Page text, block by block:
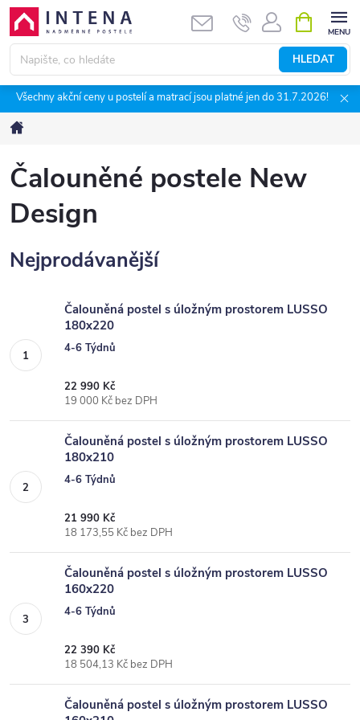
Přejít
obsah
HLEDAT
NÁKUPNÍ
KOŠÍK
Všechny akční ceny u postelí a matrací jsou platné jen do 31.7.2026!
Čalouněné postele New
Design
Nejprodávanější
Čalouněná postel s úložným prostorem LUSSO
180x220
4-6 Týdnů
22 990 Kč
19 000 Kč bez DPH
Čalouněná postel s úložným prostorem LUSSO
180x210
4-6 Týdnů
21 990 Kč
18 173,55 Kč bez DPH
Čalouněná postel s úložným prostorem LUSSO
160x220
4-6 Týdnů
22 390 Kč
18 504,13 Kč bez DPH
Čalouněná postel s úložným prostorem LUSSO